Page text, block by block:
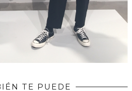
TE PUEDE